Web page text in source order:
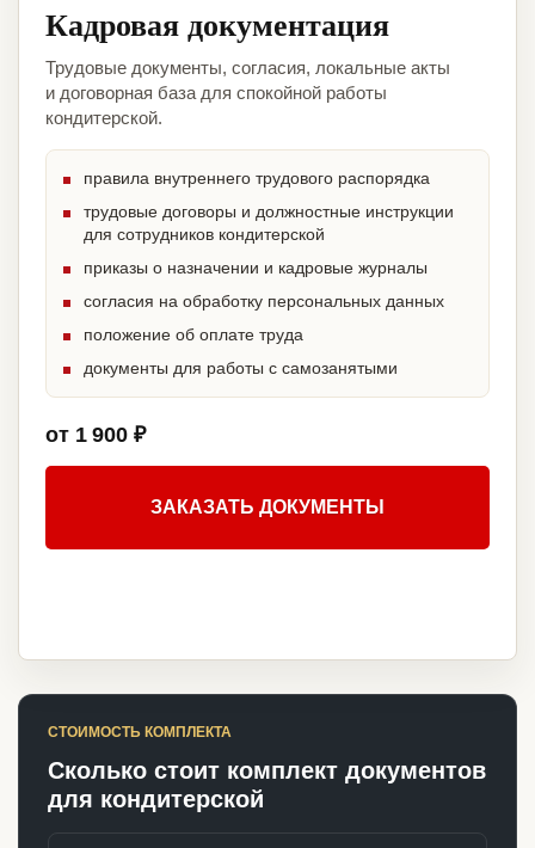
Кадровая документация
Трудовые документы, согласия, локальные акты
и договорная база для спокойной работы
кондитерской.
правила внутреннего трудового распорядка
трудовые договоры и должностные инструкции
для сотрудников кондитерской
приказы о назначении и кадровые журналы
согласия на обработку персональных данных
положение об оплате труда
документы для работы с самозанятыми
от 1 900 ₽
ЗАКАЗАТЬ ДОКУМЕНТЫ
СТОИМОСТЬ КОМПЛЕКТА
Сколько стоит комплект документов
для кондитерской